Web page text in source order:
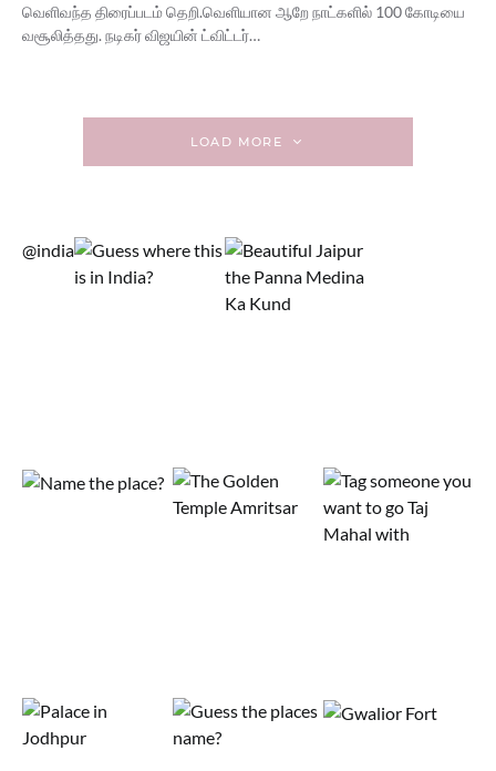
வெளிவந்த திரைப்படம் தெறி.வெளியான ஆறே நாட்களில் 100 கோடியை
வசூலித்தது. நடிகர் விஜயின் ட்விட்டர்…
LOAD MORE
@india